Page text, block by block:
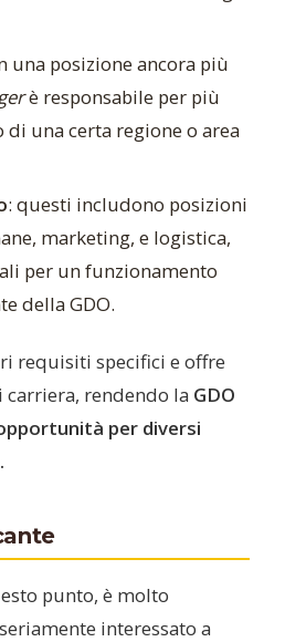
una posizione ancora più
è responsabile per più
di una certa regione o area
: questi includono posizioni
marketing, e logistica,
per un funzionamento
della GDO.
requisiti specifici e offre
rendendo la GDO
per diversi
punto, è molto
interessato a